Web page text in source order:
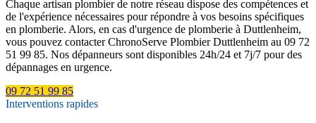
Chaque artisan plombier de notre réseau dispose des compétences et
de l'expérience nécessaires pour répondre à vos besoins spécifiques
en plomberie. Alors, en cas d'urgence de plomberie à Duttlenheim,
vous pouvez contacter ChronoServe Plombier Duttlenheim au 09 72
51 99 85. Nos dépanneurs sont disponibles 24h/24 et 7j/7 pour des
dépannages en urgence.
09 72 51 99 85
Interventions rapides